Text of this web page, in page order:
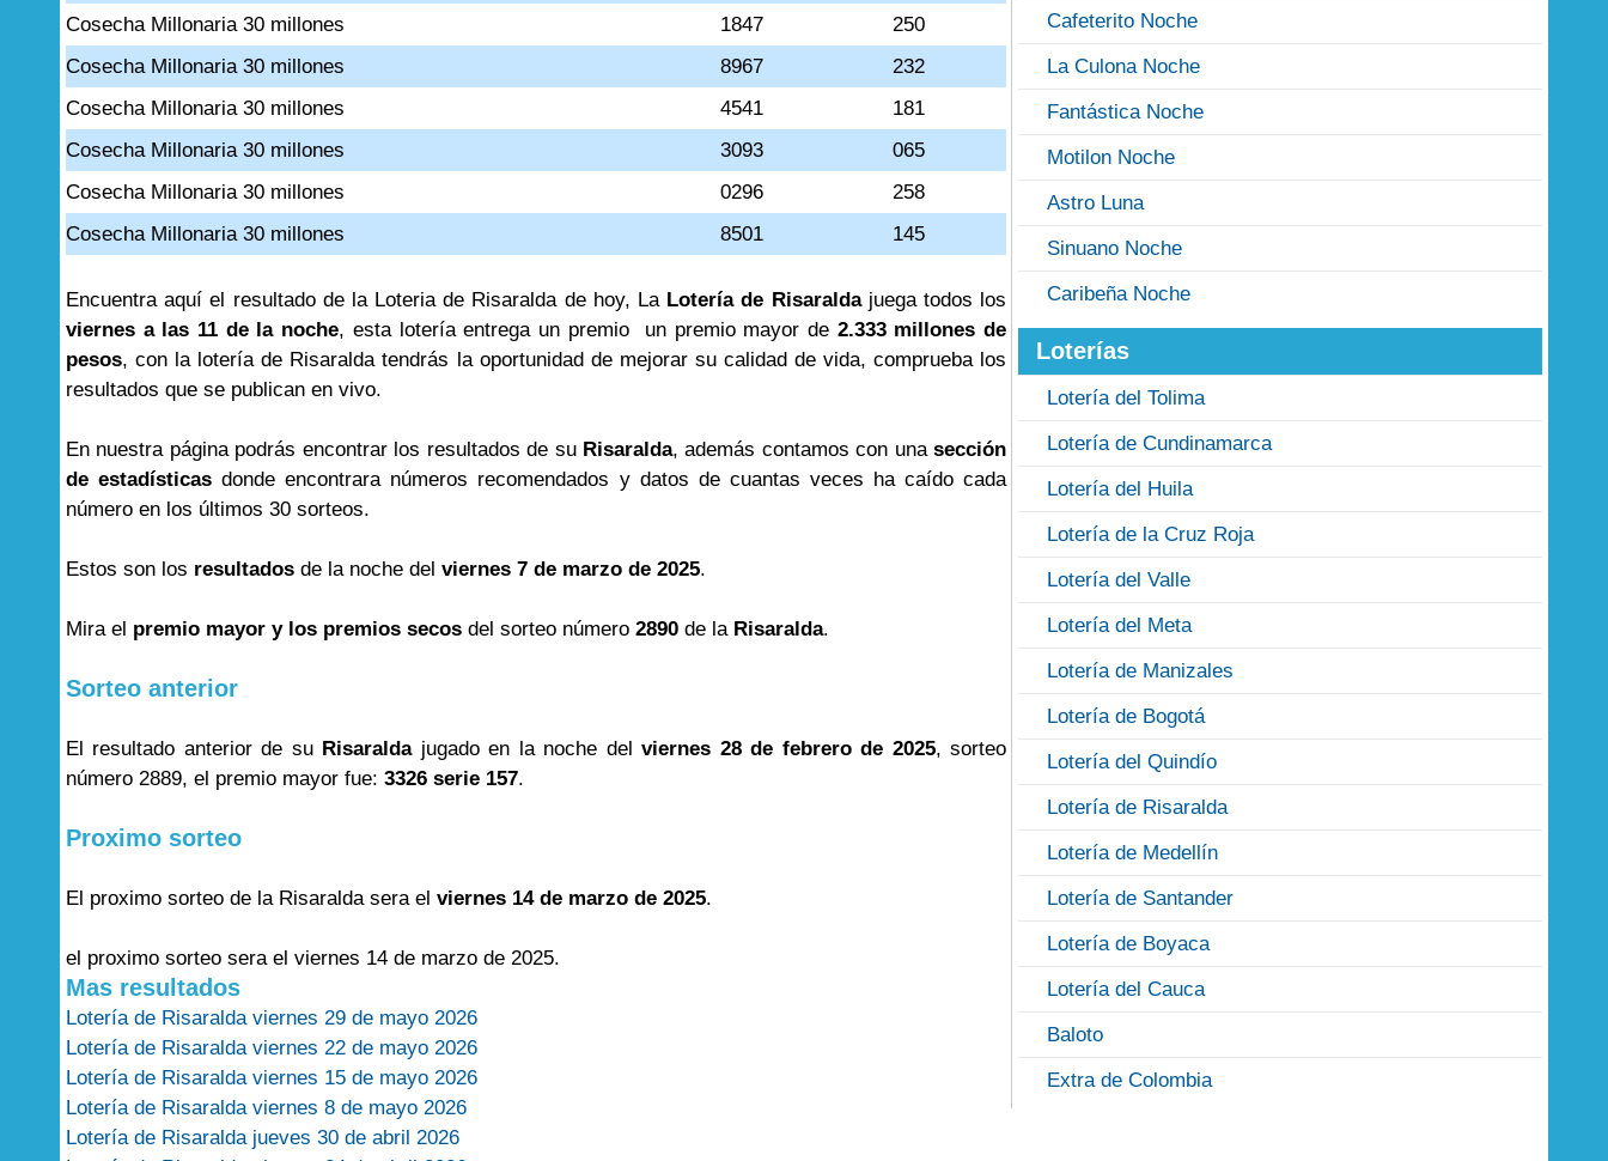
Cosecha Millonaria 30 millones
1847
250
Cosecha Millonaria 30 millones
8967
232
Cosecha Millonaria 30 millones
4541
181
Cosecha Millonaria 30 millones
3093
065
Cosecha Millonaria 30 millones
0296
258
Cosecha Millonaria 30 millones
8501 145
Encuentra aquí el resultado de la Loteria de Risaralda de hoy, La Lotería de Risaraldajuega todos los
viernes a las 11 de la noche, esta lotería entrega un premio un premio mayor de 2.333 millones de
pesos, con la lotería de Risaralda tendrás la oportunidad de mejorar su calidad de vida, comprueba los
resultados que se publican en vivo.
En nuestra página podrás encontrar los resultados de su Risaralda, además contamos con unasección
de estadísticas donde encontrara números recomendados y datos de cuantas veces ha caído cada
número en los últimos 30 sorteos.
Estos son los resultados de la noche del viernes 7 de marzo de 2025.
Mira el premio mayor y los premios secos del sorteo número 2890 de la Risaralda.
Sorteo anterior
El resultado anterior de su Risaraldajugado en la noche delviernes 28 de febrero de 2025, sorteo
número 2889, el premio mayor fue: 3326 serie 157.
Proximo sorteo
El proximo sorteo de la Risaralda sera el viernes 14 de marzo de 2025.
el proximo sorteo sera el viernes 14 de marzo de 2025.
Mas resultados
Lotería de Risaralda viernes 29 de mayo 2026
Lotería de Risaralda viernes 22 de mayo 2026
Lotería de Risaralda viernes 15 de mayo 2026
Lotería de Risaralda viernes 8 de mayo 2026
Lotería de Risaralda jueves 30 de abril 2026
Cafeterito Noche
La Culona Noche
Fantástica Noche
Motilon Noche
Astro Luna
Sinuano Noche
Caribeña Noche
Loterías
Lotería del Tolima
Lotería de Cundinamarca
Lotería del Huila
Lotería de la Cruz Roja
Lotería del Valle
Lotería del Meta
Lotería de Manizales
Lotería de Bogotá
Lotería del Quindío
Lotería de Risaralda
Lotería de Medellín
Lotería de Santander
Lotería de Boyaca
Lotería del Cauca
Baloto
Extra de Colombia